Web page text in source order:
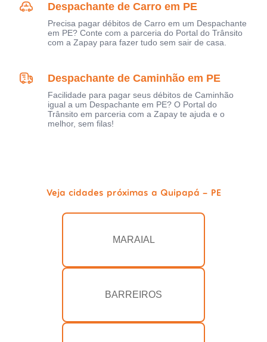
Despachante de Carro em PE
Precisa pagar débitos de Carro em um Despachante
em PE? Conte com a parceria do Portal do Trânsito
com a Zapay para fazer tudo sem sair de casa.
Despachante de Caminhão em PE
Facilidade para pagar seus débitos de Caminhão
igual a um Despachante em PE? O Portal do
Trânsito em parceria com a Zapay te ajuda e o
melhor, sem filas!
Veja cidades próximas a Quipapá - PE
MARAIAL
BARREIROS